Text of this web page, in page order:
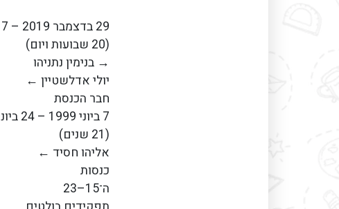
29 בדצמבר 2019 – 17 במאי 2020
(20 שבועות ויום)
→ בנימין נתניהו
יולי אדלשטיין ←
חבר הכנסת
7 ביוני 1999 – 24 ביוני 2020
(21 שנים)
אליהו חסיד ←
כנסות
ה־15–23